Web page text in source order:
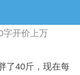
字开价上万
了40斤，现在每